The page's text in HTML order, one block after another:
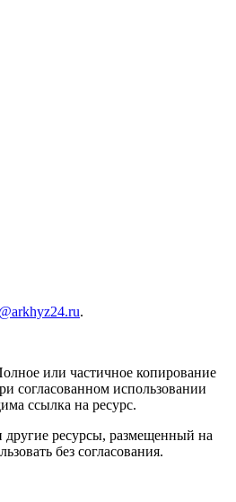
.
или частичное копирование
согласованном использовании
ссылка на ресурс.
другие ресурсы, размещенный на
без согласования.